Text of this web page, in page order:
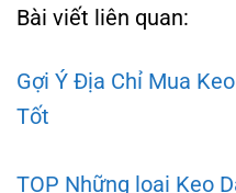
Bài viết liên quan:
Gợi Ý Địa Chỉ Mua
Tốt
TOP Những loại Keo